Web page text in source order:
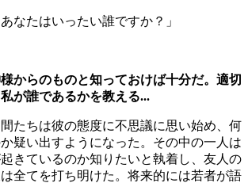
なたはいったい誰ですか？」
様からのものと知っておけば十分だ。適切
が誰であるかを教える...
たちは彼の態度に不思議に思い始め、何
疑い出すようになった。その中の一人は
きているのか知りたいと執着し、友人の
全てを打ち明けた。将来的には若者が語